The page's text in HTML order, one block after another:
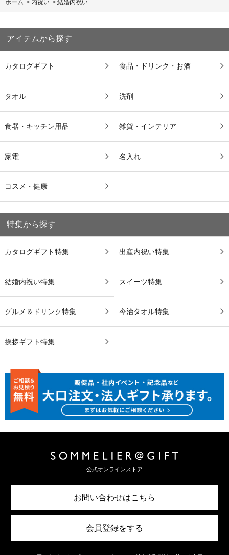
ホーム > 内祝い > 結婚内祝い
アイテムから探す
カタログギフト 食品・ドリンク・お酒
タオル 洗剤
食器・キッチン用品 雑貨・インテリア
家電 名入れ
コスメ・健康
特集から探す
カタログギフト特集 出産内祝い特集
結婚内祝い特集 スイーツ特集
グルメ＆ドリンク特集 今治タオル特集
挨拶ギフト特集
公式オンラインストア
お問い合わせはこちら
会員登録をする